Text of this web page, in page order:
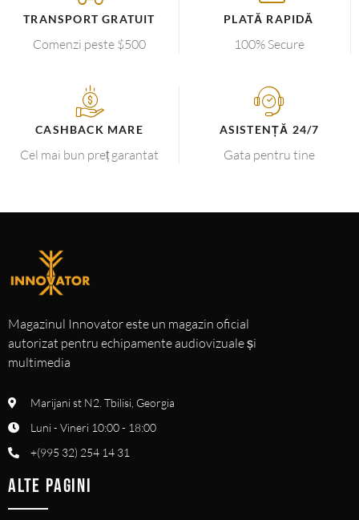
TRANSPORT GRATUIT
Comenzi peste $500
PLATĂ RAPIDĂ
100% Secure
CASHBACK MARE
Cel mai bun preț garantat
ASISTENȚĂ 24/7
Gata pentru tine
Magazinul Innovator este un magazin oficial
autorizat pentru echipamente audiovizuale și
multimedia
Marijani st N2. Tbilisi, Georgia
Luni - Vineri 10:00 - 18:00
+(995 32) 254 14 31
ALTE PAGINI